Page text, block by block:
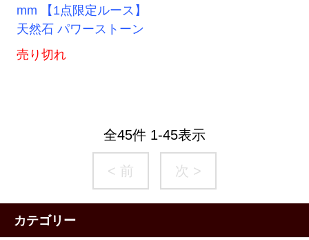
mm 【1点限定ルース】
天然石 パワーストーン
売り切れ
全45件 1-45表示
< 前 次 >
カテゴリー